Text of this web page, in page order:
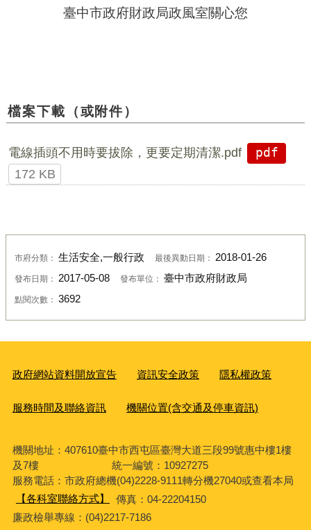
臺中市政府財政局政風室關心您
檔案下載（或附件）
電線插頭不用時要拔除，更要定期清潔.pdf
pdf
172 KB
市府分類： 生活安全,一般行政 最後異動日期： 2018-01-26
發布日期： 2017-05-08 發布單位： 臺中市政府財政局
點閱次數： 3692
政府網站資料開放宣告 資訊安全政策 隱私權政策
服務時間及聯絡資訊 機關位置(含交通及停車資訊)
機關地址：407610臺中市西屯區臺灣大道三段99號惠中樓1樓
及7樓 統一編號：10927275
服務電話：市政府總機(04)2228-9111轉分機27040或查看本局
【各科室聯絡方式】
傳真：04-22204150
廉政檢舉專線：(04)2217-7186